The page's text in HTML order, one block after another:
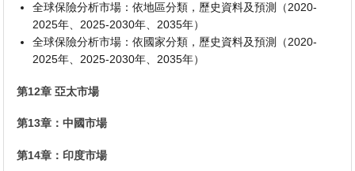
全球保險分析市場：依地區分類，歷史資料及預測（2020-
2025年、2025-2030年、2035年）
全球保險分析市場：依國家分類，歷史資料及預測（2020-
2025年、2025-2030年、2035年）
第12章 亞太市場
第13章：中國市場
第14章：印度市場